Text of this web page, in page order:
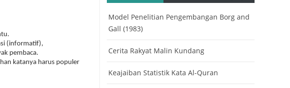
(informatif),
pembaca.
katanya harus populer
Model Penelitian Pengembangan Borg and
Gall (1983)
Cerita Rakyat Malin Kundang
Keajaiban Statistik Kata Al-Quran